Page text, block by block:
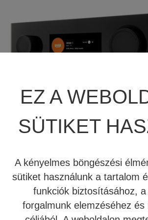
588.000 Ft 420.000 Ft
Raktáron - Kipróbálható
JBL SYNTHESIS
REVEL
MARK LEVINSON
STEWART FILMSCREEN
MADVR
MERIDIAN
TÖBBCSATORNÁS VÉGERŐSÍTŐ
MÉDIALEJÁTSZÓ
BEÉPÍTHETŐ HANGSZÓRÓ
KÁBEL
BEÉPÍTHETŐ HANGSZÓRÓ
HIFI DA KONVERTER
CD LEJÁTSZÓ
EZ A
SÜTIKET
A kényelmes böngészési
sütiket használunk a tartalom
funkciók biztosításához, a
forgalmunk elemzéséhez és